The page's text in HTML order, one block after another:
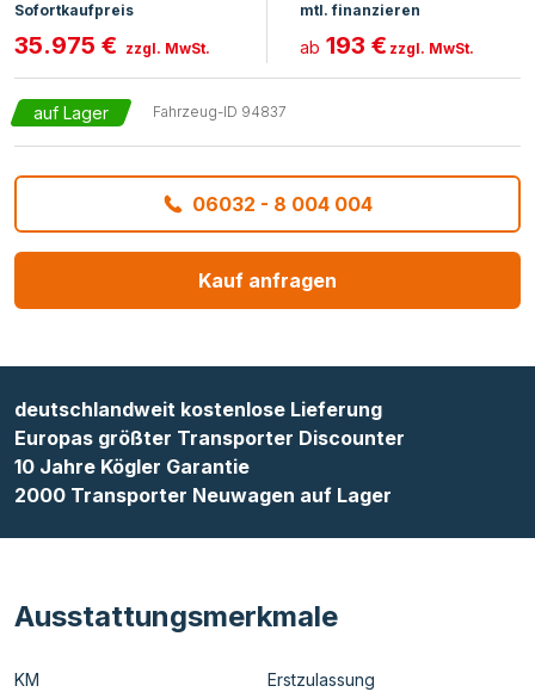
Sofortkaufpreis
35.975 € zzgl. MwSt.
mtl. finanzieren
ab 193 € zzgl. MwSt.
auf Lager Fahrzeug-ID 94837
06032 - 8 004 004
Kauf anfragen
deutschlandweit kostenlose Lieferung
Europas größter Transporter Discounter
10 Jahre Kögler Garantie
2000 Transporter Neuwagen auf Lager
Ausstattungsmerkmale
KM
Erstzulassung